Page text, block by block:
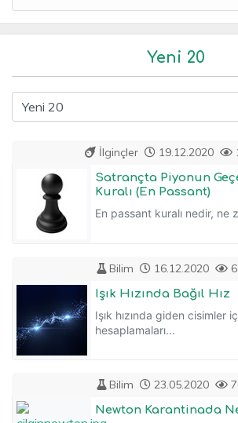
Yeni 20
İlginçler 19.12.2020
Satrançta Piyonun
Kuralı (En Passant)
En passant kuralı nedir, ne
Bilim 16.12.2020
Işık Hızında Bağıl Hız
Işık hızında giden cisimler
hesaplamaları...
Bilim 23.05.2020
Newton Karantinada